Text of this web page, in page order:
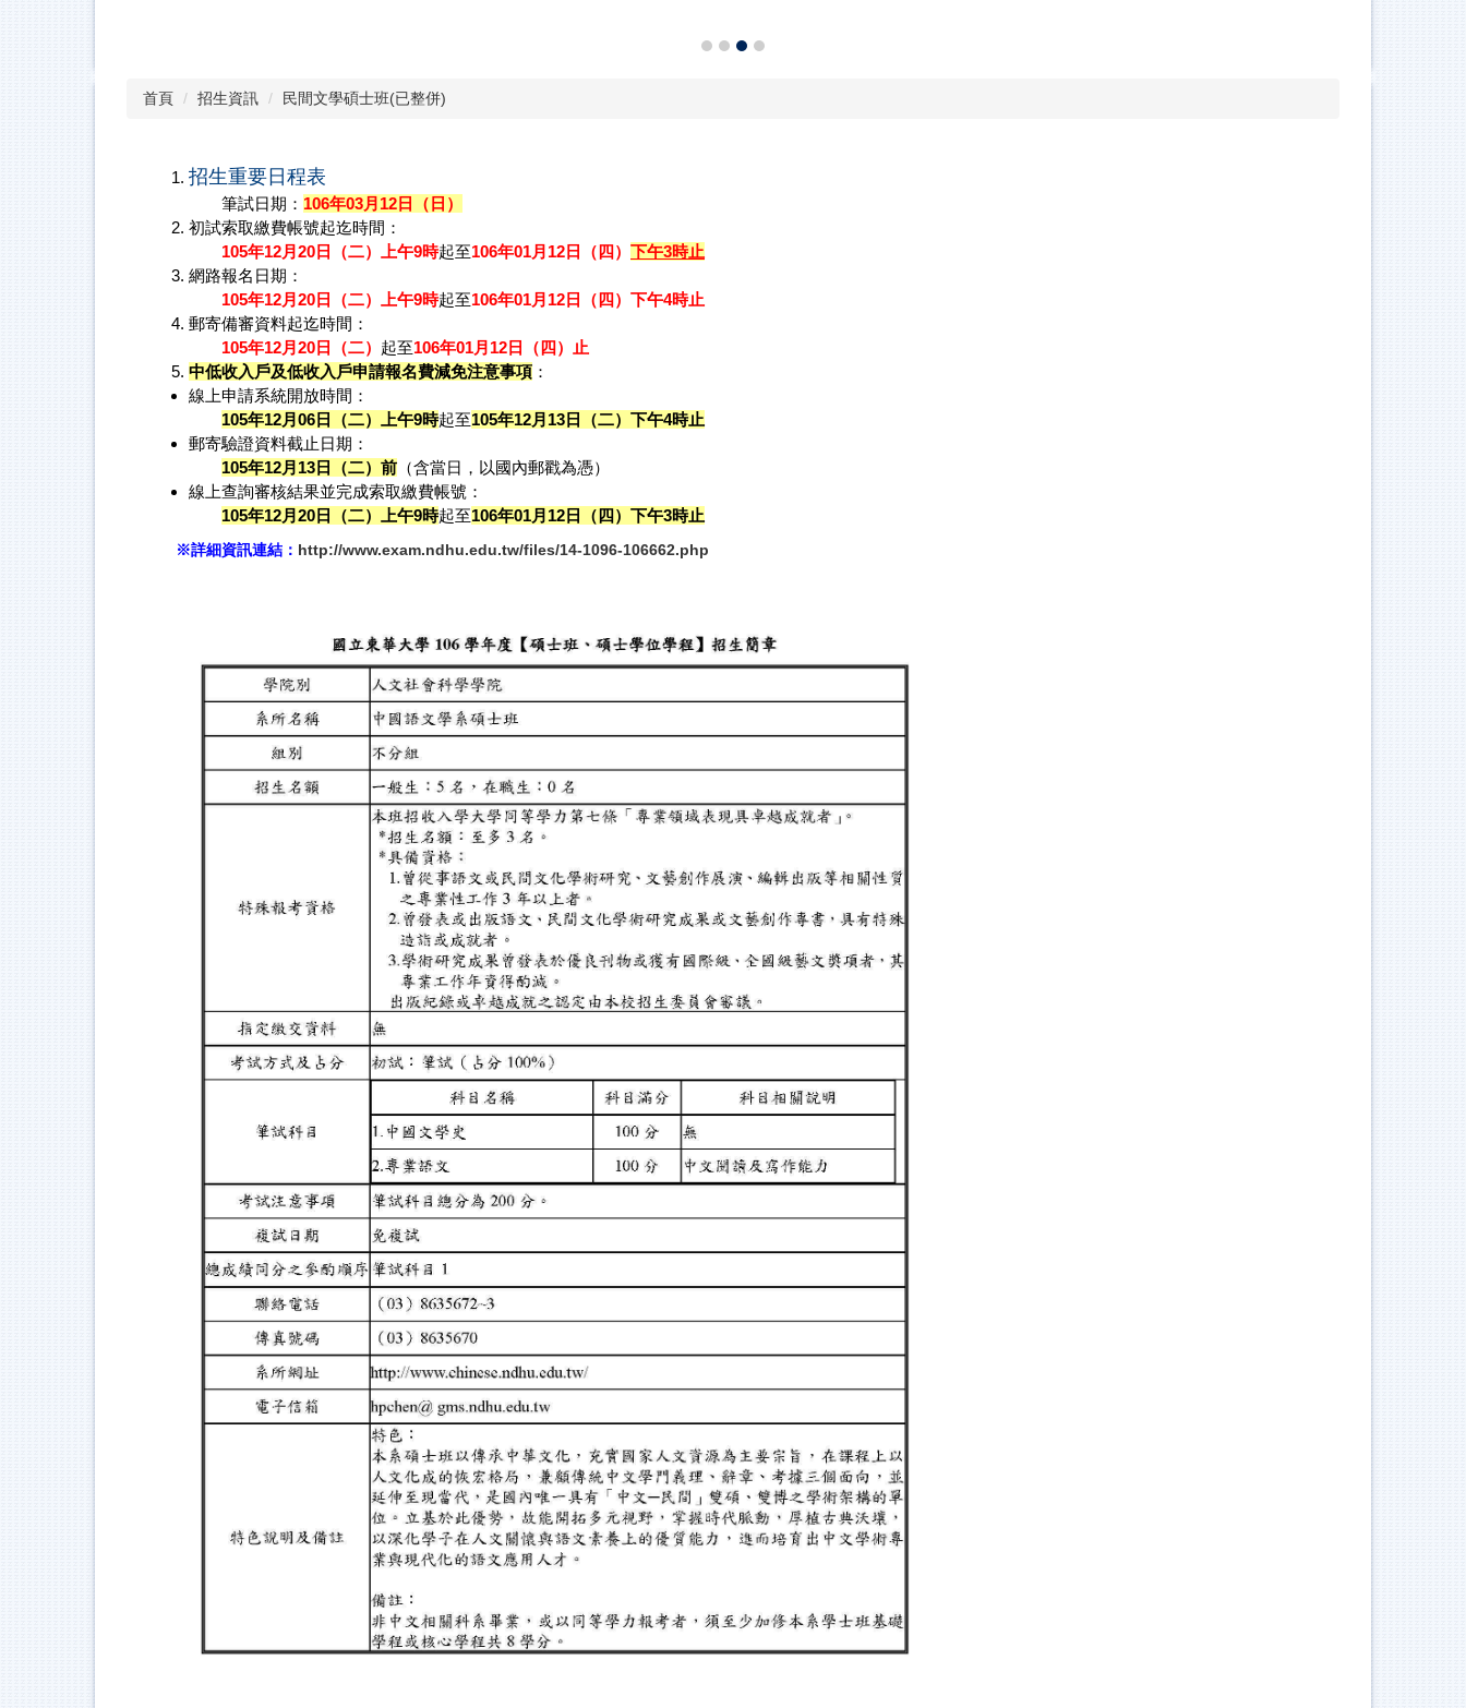
首頁 招生資訊 民間文學碩士班(已整併)
招生重要日程表
筆試日期： 106年03月12日（日）
初試索取繳費帳號起迄時間：
105年12月20日（二）上午9時起至106年01月12日（四） 下午3時止
網路報名日期：
105年12月20日（二）上午9時起至106年01月12日（四）下午4時止
郵寄備審資料起迄時間：
105年12月20日（二） 起至106年01月12日（四）止
中低收入戶及低收入戶申請報名費減免注意事項 ：
線上申請系統開放時間：
105年12月06日（二）上午9時起至105年12月13日（二）下午4時止
郵寄驗證資料截止日期：
105年12月13日（二）前 （含當日，以國內郵戳為憑）
線上查詢審核結果並完成索取繳費帳號：
105年12月20日（二）上午9時起至106年01月12日（四）下午3時止
※詳細資訊連結： http://www.exam.ndhu.edu.tw/files/14-1096-106662.php